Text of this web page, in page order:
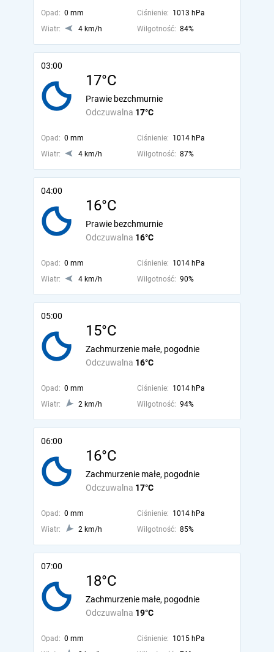
Opad: 0 mm Ciśnienie: 1013 hPa
Wiatr:
4 km/h Wilgotność: 84%
03:00
17°C
Odczuwalna 17°C
Prawie bezchmurnie
Opad: 0 mm Ciśnienie: 1014 hPa
Wiatr:
4 km/h Wilgotność: 87%
04:00
16°C
Odczuwalna 16°C
Prawie bezchmurnie
Opad: 0 mm Ciśnienie: 1014 hPa
Wiatr:
4 km/h Wilgotność: 90%
05:00
15°C
Odczuwalna 16°C
Zachmurzenie małe, pogodnie
Opad: 0 mm Ciśnienie: 1014 hPa
Wiatr:
2 km/h Wilgotność: 94%
06:00
16°C
Odczuwalna 17°C
Zachmurzenie małe, pogodnie
Opad: 0 mm Ciśnienie: 1014 hPa
Wiatr:
2 km/h Wilgotność: 85%
07:00
18°C
Odczuwalna 19°C
Zachmurzenie małe, pogodnie
Opad: 0 mm Ciśnienie: 1015 hPa